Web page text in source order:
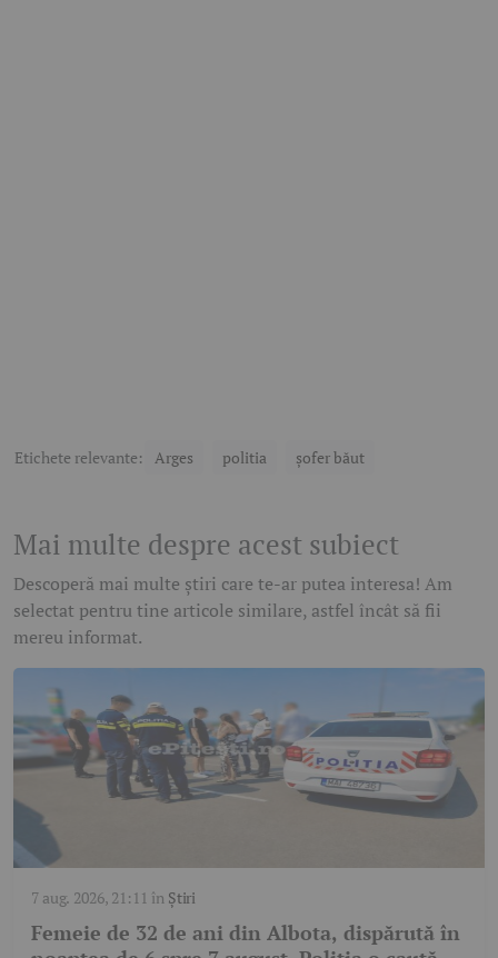
Etichete relevante: Arges politia șofer băut
Mai multe despre acest subiect
Descoperă mai multe știri care te-ar putea interesa! Am
selectat pentru tine articole similare, astfel încât să fii
mereu informat.
7 aug. 2026, 21:11 în Știri
Femeie de 32 de ani din Albota, dispărută în